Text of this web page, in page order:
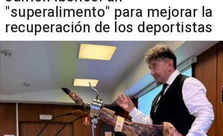
"superalimento" para mejorar la
recuperación de los deportistas